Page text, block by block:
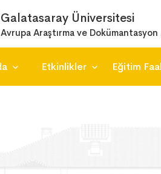
Galatasaray Üniversitesi
Avrupa Araştırma ve
Etkinlikler Eğitim